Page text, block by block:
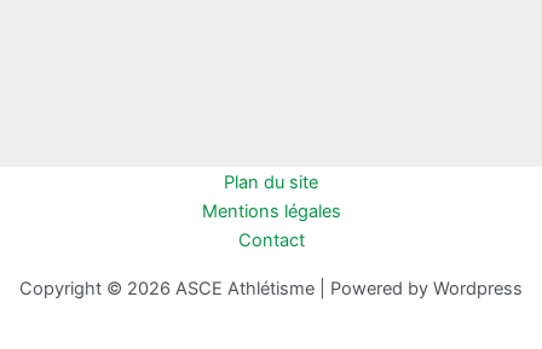
Plan du site
Mentions légales
Contact
Copyright © 2026 ASCE Athlétisme | Powered by Wordpress